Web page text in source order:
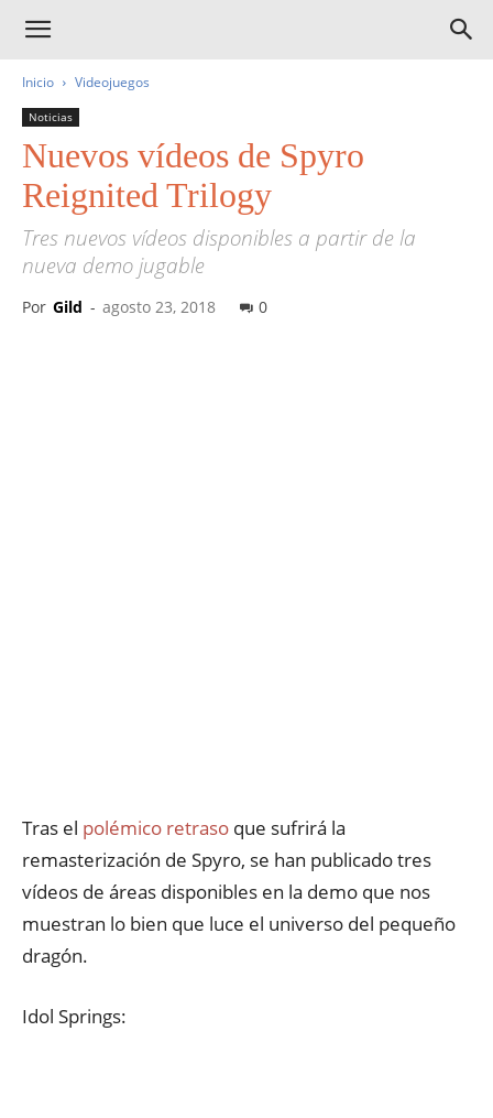
Inicio Videojuegos
Noticias
Nuevos vídeos de Spyro
Reignited Trilogy
Tres nuevos vídeos disponibles a partir de la
nueva demo jugable
Por Gild - agosto 23, 2018 0
Tras el polémico retraso que sufrirá la
remasterización de Spyro, se han publicado tres
vídeos de áreas disponibles en la demo que nos
muestran lo bien que luce el universo del pequeño
dragón.
Idol Springs: